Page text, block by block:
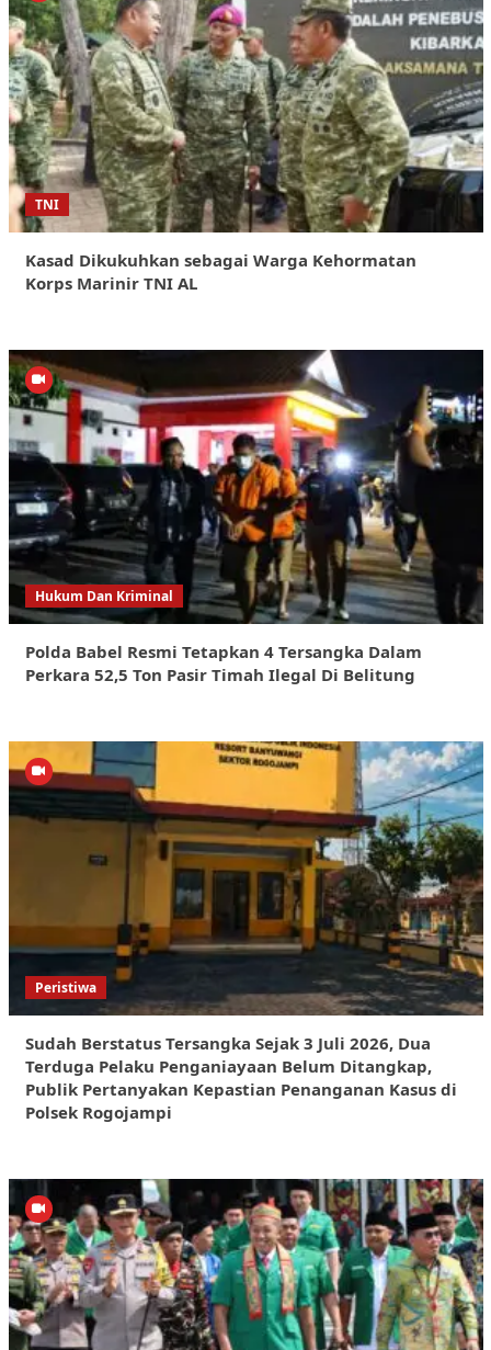
TNI
Kasad Dikukuhkan sebagai Warga Kehormatan
Korps Marinir TNI AL
Hukum Dan Kriminal
Polda Babel Resmi Tetapkan 4 Tersangka Dalam
Perkara 52,5 Ton Pasir Timah Ilegal Di Belitung
Peristiwa
Sudah Berstatus Tersangka Sejak 3 Juli 2026, Dua
Terduga Pelaku Penganiayaan Belum Ditangkap,
Publik Pertanyakan Kepastian Penanganan Kasus di
Polsek Rogojampi